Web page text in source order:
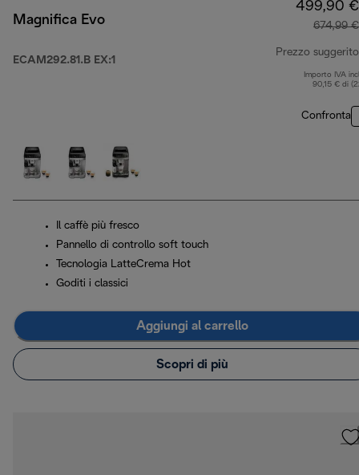
Magnifica Evo
ECAM292.81.B EX:1
499,90 €
674,99 €
Prezzo suggerito
Importo IVA
90,15 € di
Confronta
Il caffè più fresco
Pannello di controllo soft touch
Tecnologia LatteCrema Hot
Goditi i classici
Aggiungi al carrello
Scopri di più